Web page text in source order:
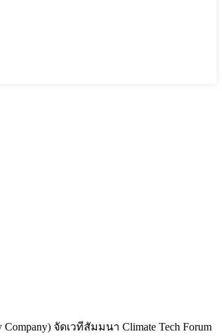
จัดเวทีสัมมนา Climate Tech Forum